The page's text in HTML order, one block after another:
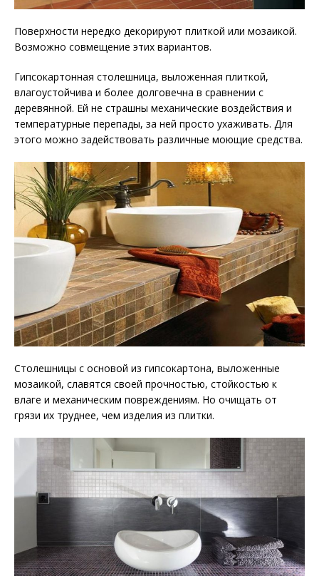
Поверхности нередко декорируют плиткой или мозаикой.
Возможно совмещение этих вариантов.
Гипсокартонная столешница, выложенная плиткой,
влагоустойчива и более долговечна в сравнении с
деревянной. Ей не страшны механические воздействия и
температурные перепады, за ней просто ухаживать. Для
этого можно задействовать различные моющие средства.
Столешницы с основой из гипсокартона, выложенные
мозаикой, славятся своей прочностью, стойкостью к
влаге и механическим повреждениям. Но очищать от
грязи их труднее, чем изделия из плитки.